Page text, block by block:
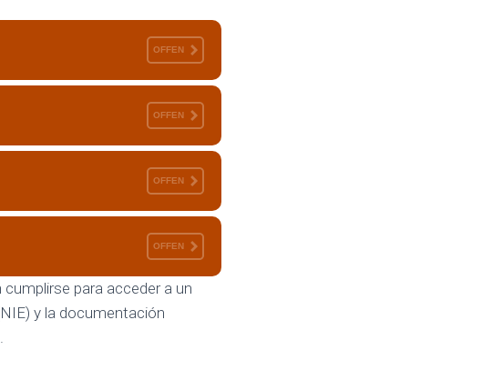
OFFEN
OFFEN
OFFEN
OFFEN
para acceder a un
y la documentación